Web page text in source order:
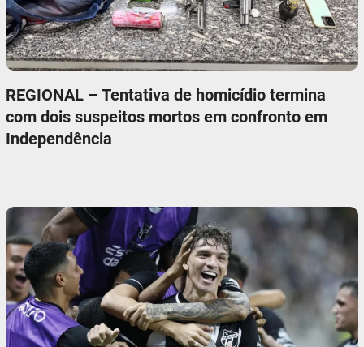
REGIONAL – Tentativa de homicídio termina
com dois suspeitos mortos em confronto em
Independência